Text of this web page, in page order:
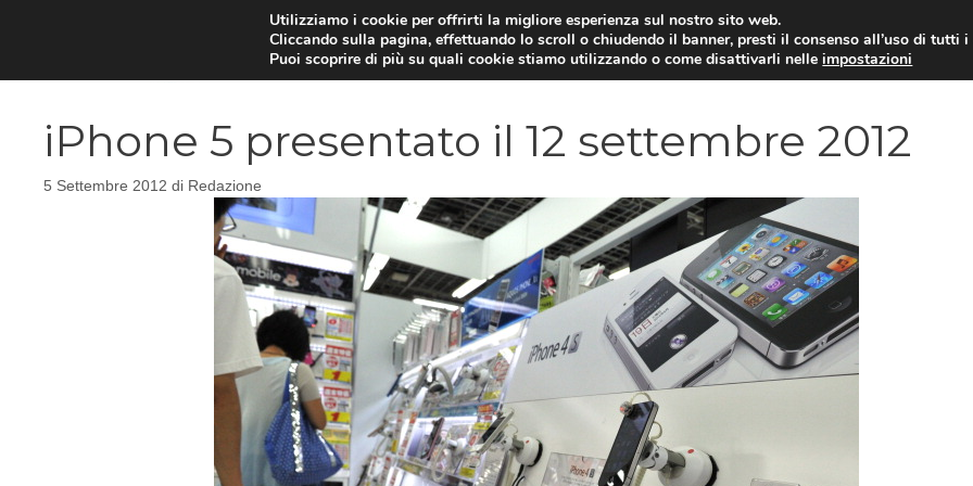
YUAN COIN GOSSIP NEWS DAL
iPhone 5 presentato il 12 settembre 2012
5 Settembre 2012 di Redazione
Utilizziamo i cookie per offrirti la migliore esperienza sul nostro sito web.
Cliccando sulla pagina, effettuando lo scroll o chiudendo il banner, presti il consenso all’uso di tutti i
Puoi scoprire di più su quali cookie stiamo utilizzando o come disattivarli nelleimpostazioni